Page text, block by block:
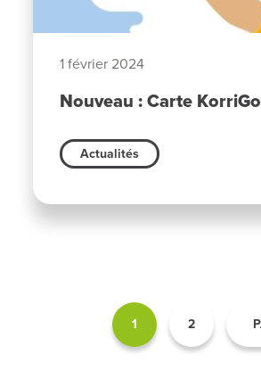
1 février 2024
Nouveau : Carte
Actualités
1 2